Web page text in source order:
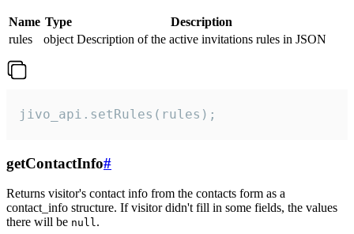
Name Type
Description
rules
object Description of the active invitations rules in JSON
jivo_api.setRules(rules);
getContactInfo#
Returns visitor's contact info from the contacts form as a
contact_info structure. If visitor didn't fill in some fields, the values
there will be null.